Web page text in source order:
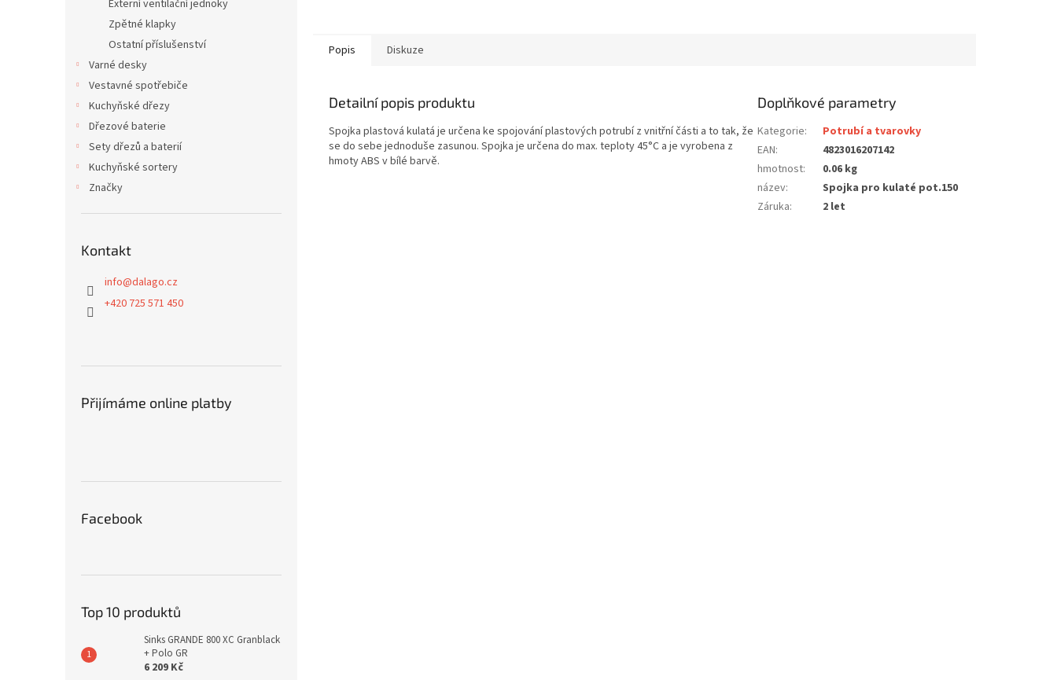
Externí ventilační jednoky
Zpětné klapky
Ostatní příslušenství
Varné desky
Vestavné spotřebiče
Kuchyňské dřezy
Dřezové baterie
Sety dřezů a baterií
Kuchyňské sortery
Značky
Kontakt
info@dalago.cz
+420 725 571 450
Přijímáme online platby
Facebook
Top 10 produktů
Sinks GRANDE 800 XC Granblack
+ Polo GR
6 209 Kč
Popis Diskuze
Detailní popis produktu
Spojka plastová kulatá je určena ke spojování plastových potrubí z vnitřní části a to tak, že
se do sebe jednoduše zasunou. Spojka je určena do max. teploty 45°C a je vyrobena z
hmoty ABS v bílé barvě.
Doplňkové parametry
Kategorie:
Potrubí a tvarovky
EAN:
4823016207142
hmotnost:
0.06 kg
název:
Spojka pro kulaté pot.150
Záruka: 2 let